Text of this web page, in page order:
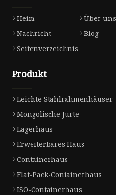
Heim Über uns
Nachricht
Blog
Seitenverzeichnis
Produkt
Leichte Stahlrahmenhäuser
Mongolische Jurte
Lagerhaus
Erweiterbares Haus
Containerhaus
Flat-Pack-Containerhaus
ISO-Containerhaus